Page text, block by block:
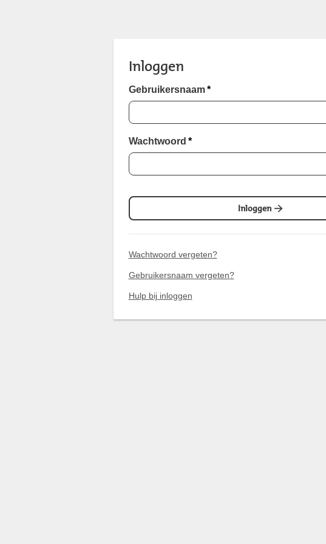
Inloggen
Gebruikersnaam *
Wachtwoord *
Inloggen
Wachtwoord vergeten?
Gebruikersnaam vergeten?
Hulp bij inloggen